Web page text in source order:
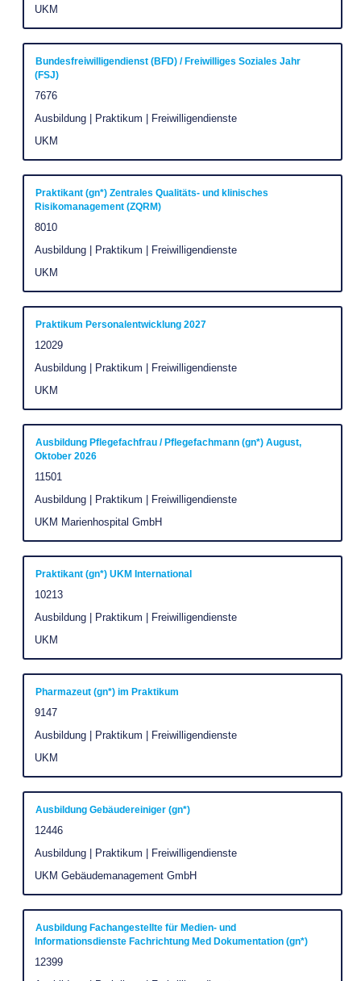
Unternehmen
UKM
um
die
Stelleninformationen
vollständig
Stellenbezeichnung
Bundesfreiwilligendienst (BFD) / Freiwilliges Soziales Jahr
(FSJ)
Stellenkennung
7676
Stellenkategorie
Ausbildung | Praktikum | Freiwilligendienste
Unternehmen
UKM
Drücken
Sie
die
Leertaste,
um
die
Stelleninformationen
vollständig
Stellenbezeichnung
Praktikant (gn*) Zentrales Qualitäts- und klinisches
Risikomanagement (ZQRM)
Stellenkennung
8010
Stellenkategorie
Ausbildung | Praktikum | Freiwilligendienste
Unternehmen
UKM
Drücken
Sie
die
Leertaste,
um
die
Stelleninformationen
vollständig
anzuzeigen.
Stellenbezeichnung
Praktikum Personalentwicklung 2027
Stellenkennung
12029
Stellenkategorie
Ausbildung | Praktikum | Freiwilligendienste
Unternehmen
UKM
Drücken
Sie
die
Leertaste,
die
Stelleninformationen
vollständig
anzuzeigen.
Stellenbezeichnung
Ausbildung Pflegefachfrau / Pflegefachmann (gn*) August,
Oktober 2026
Stellenkennung
11501
Stellenkategorie
Ausbildung | Praktikum | Freiwilligendienste
Unternehmen
UKM Marienhospital GmbH
Drücken
Sie
die
Leertaste,
um
die
Stelleninformationen
vollständig
anzuzeigen.
Stellenbezeichnung
Praktikant (gn*) UKM International
Stellenkennung
10213
Stellenkategorie
Ausbildung | Praktikum | Freiwilligendienste
Unternehmen
UKM
Drücken
Sie
die
Leertaste,
die
Stelleninformationen
vollständig
anzuzeigen.
Stellenbezeichnung
Pharmazeut (gn*) im Praktikum
Stellenkennung
9147
Stellenkategorie
Ausbildung | Praktikum | Freiwilligendienste
Unternehmen
UKM
Drücken
Sie
die
Leertaste,
die
Stelleninformationen
vollständig
anzuzeigen.
Stellenbezeichnung
Ausbildung Gebäudereiniger (gn*)
Stellenkennung
12446
Stellenkategorie
Ausbildung | Praktikum | Freiwilligendienste
Unternehmen
UKM Gebäudemanagement GmbH
Drücken
Sie
die
Leertaste,
die
Stelleninformationen
vollständig
anzuzeigen.
Stellenbezeichnung
Ausbildung Fachangestellte für Medien- und
Informationsdienste Fachrichtung Med Dokumentation (gn*)
Stellenkennung
12399
Drücken
Sie
die